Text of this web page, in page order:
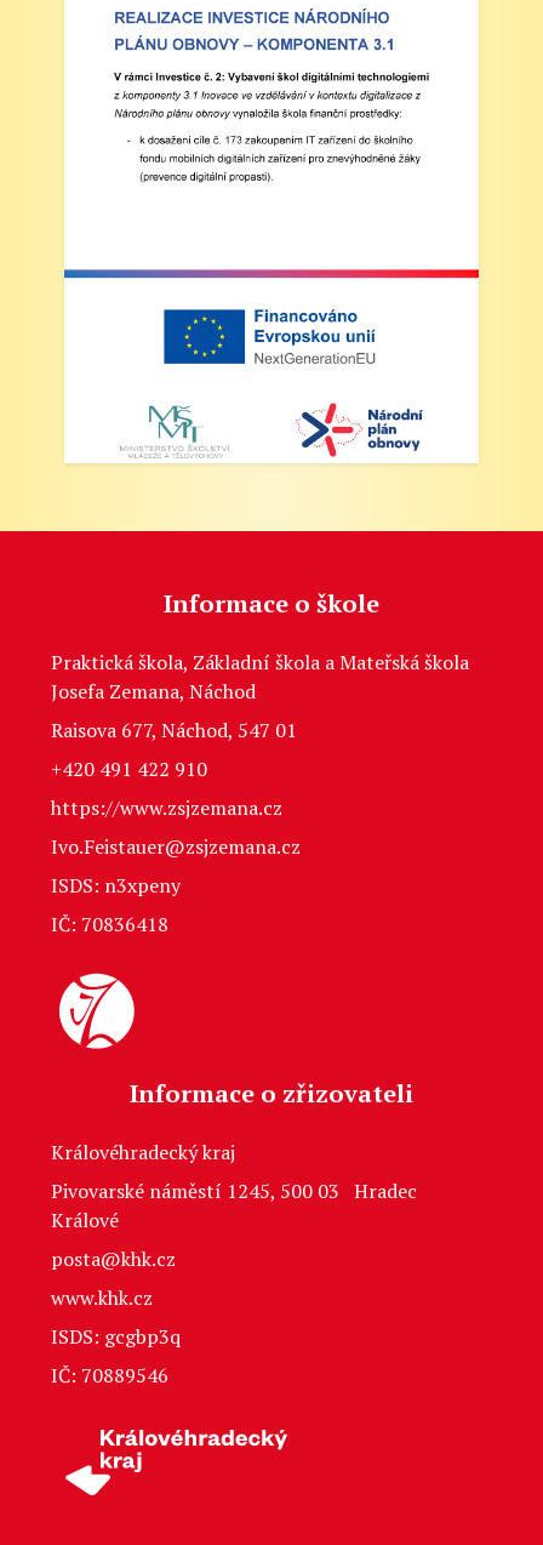
Informace o škole
Praktická škola, Základní škola a Mateřská škola
Josefa Zemana, Náchod
Raisova 677, Náchod, 547 01
+420 491 422 910
https://www.zsjzemana.cz
Ivo.Feistauer@zsjzemana.cz
ISDS: n3xpeny
IČ: 70836418
Informace o zřizovateli
Královéhradecký kraj
Pivovarské náměstí 1245, 500 03 Hradec
Králové
posta@khk.cz
www.khk.cz
ISDS: gcgbp3q
IČ: 70889546